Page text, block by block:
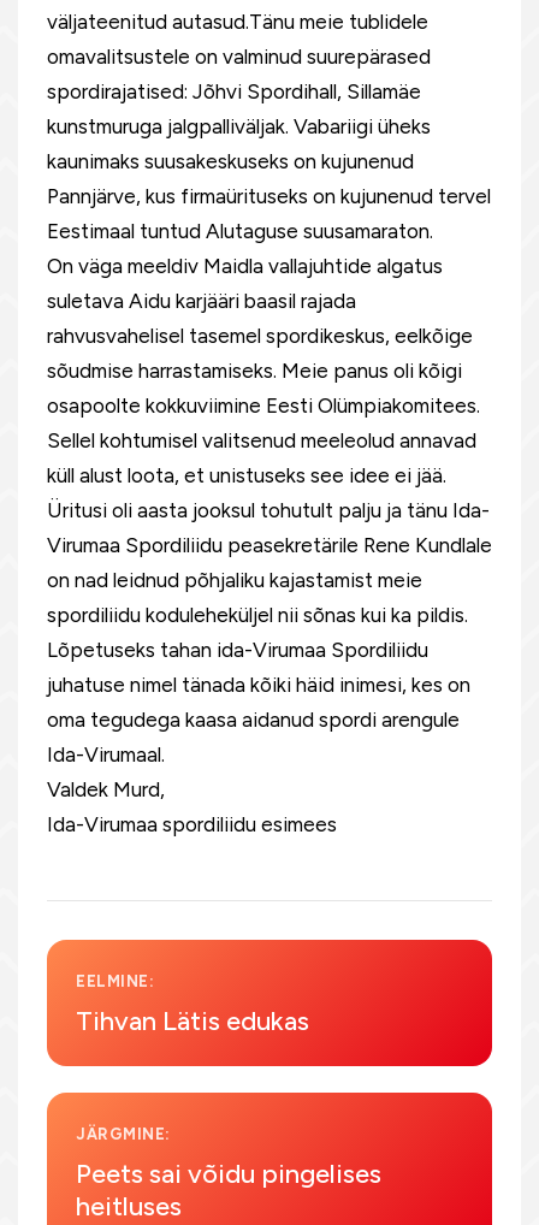
väljateenitud autasud.Tänu meie tublidele
omavalitsustele on valminud suurepärased
spordirajatised: Jõhvi Spordihall, Sillamäe
kunstmuruga jalgpalliväljak. Vabariigi üheks
kaunimaks suusakeskuseks on kujunenud
Pannjärve, kus firmaürituseks on kujunenud tervel
Eestimaal tuntud Alutaguse suusamaraton.
On väga meeldiv Maidla vallajuhtide algatus
suletava Aidu karjääri baasil rajada
rahvusvahelisel tasemel spordikeskus, eelkõige
sõudmise harrastamiseks. Meie panus oli kõigi
osapoolte kokkuviimine Eesti Olümpiakomitees.
Sellel kohtumisel valitsenud meeleolud annavad
küll alust loota, et unistuseks see idee ei jää.
Üritusi oli aasta jooksul tohutult palju ja tänu Ida-
Virumaa Spordiliidu peasekretärile Rene Kundlale
on nad leidnud põhjaliku kajastamist meie
spordiliidu koduleheküljel nii sõnas kui ka pildis.
Lõpetuseks tahan ida-Virumaa Spordiliidu
juhatuse nimel tänada kõiki häid inimesi, kes on
oma tegudega kaasa aidanud spordi arengule
Ida-Virumaal.
Valdek Murd,
Ida-Virumaa spordiliidu esimees
EELMINE:
Tihvan Lätis edukas
JÄRGMINE:
Peets sai võidu pingelises
heitluses